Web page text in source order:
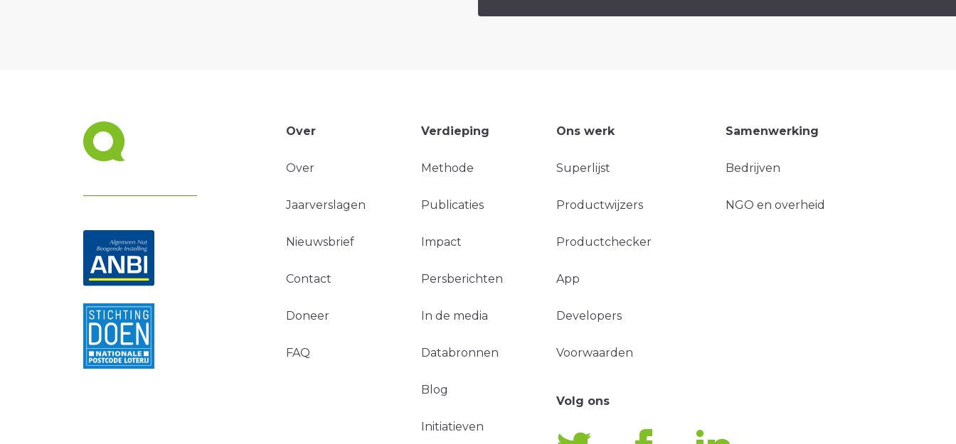
Over
Over
Jaarverslagen
Nieuwsbrief
Contact
Doneer
FAQ
Verdieping
Methode
Publicaties
Impact
Persberichten
In de media
Databronnen
Blog
Initiatieven
Ons werk
Superlijst
Productwijzers
Productchecker
App
Developers
Voorwaarden
Samenwerking
Bedrijven
NGO en overheid
Volg ons